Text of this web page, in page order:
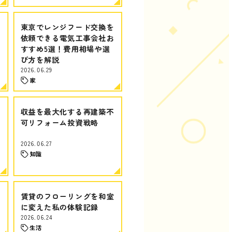
東京でレンジフード交換を
依頼できる電気工事会社お
すすめ5選！費用相場や選
び方を解説
2026.06.29
家
収益を最大化する再建築不
可リフォーム投資戦略
2026.06.27
知識
賃貸のフローリングを和室
に変えた私の体験記録
2026.06.24
生活